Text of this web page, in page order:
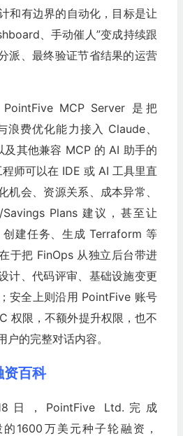
和有边界的自动化，目标是让
、手动催人”变成持续跟
派、最终验证节省结果的运营
MCP Server 是把
浪费优化能力接入 Claude、
及其他兼容 MCP 的 AI 助手的
师可以在 IDE 或 AI 工具里直
机会、资源关系、成本异常、
Savings Plans 建议，甚至让
创建任务、生成 Terraform 等
于把 FinOps 从独立后台带进
计、代码评审、基础设施变更
安全上则沿用 PointFive 账号
权限，不额外提升权限，也不
的完整对话内容。
百科
日，PointFive Ltd.完成
1600万美元种子轮融资，